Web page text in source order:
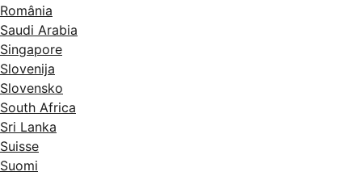
România
Saudi Arabia
Singapore
Slovenija
Slovensko
South Africa
Sri Lanka
Suisse
Suomi